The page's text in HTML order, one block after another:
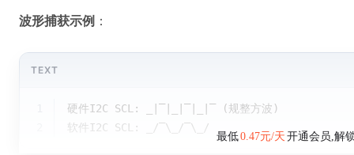
波形捕获示例 ：
TEXT
硬件I2C SCL: _|‾|_|‾|_|‾ (规整方波)
软件I2C SCL: _/‾\_/‾\_/
最低0.47元/天 开通会员,解